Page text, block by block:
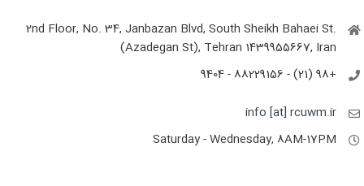
2nd Floor, No. 34, Janbazan Blvd, South Sheikh Bahaei St.
(Azadegan St), Tehran 1439955667, Iran
+98 (21) - 88229156 - 9404
info [at] rcuwm.ir
Saturday - Wednesday, 8AM-17PM